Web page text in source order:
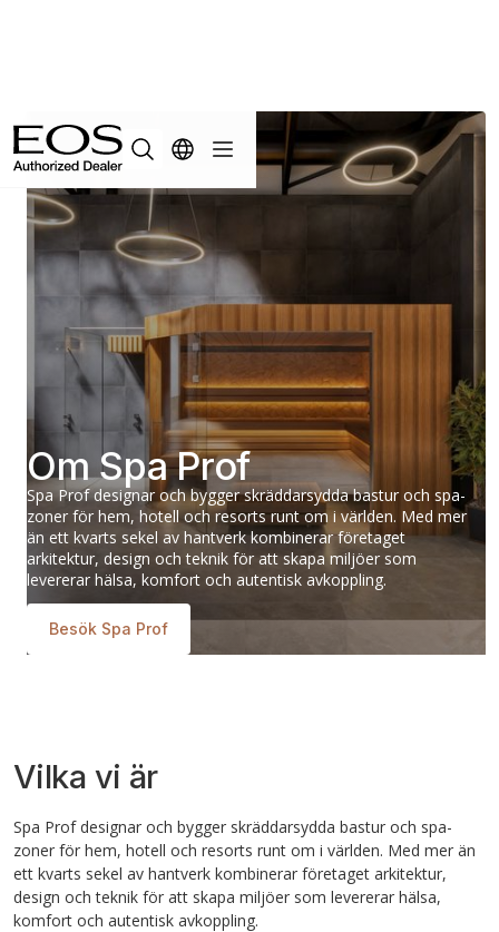
Om Spa Prof
Spa Prof designar och bygger skräddarsydda bastur och spa-
zoner för hem, hotell och resorts runt om i världen. Med mer
än ett kvarts sekel av hantverk kombinerar företaget
arkitektur, design och teknik för att skapa miljöer som
levererar hälsa, komfort och autentisk avkoppling.
Besök Spa Prof
Vilka vi är
Spa Prof designar och bygger skräddarsydda bastur och spa-
zoner för hem, hotell och resorts runt om i världen. Med mer än
ett kvarts sekel av hantverk kombinerar företaget arkitektur,
design och teknik för att skapa miljöer som levererar hälsa,
komfort och autentisk avkoppling.